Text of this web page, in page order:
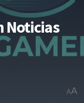
Noticias
AA